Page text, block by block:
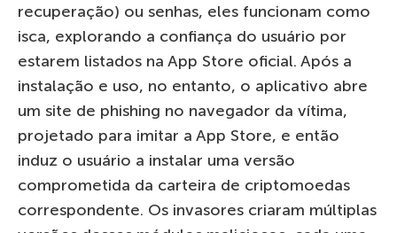
recuperação) ou senhas, eles funcionam como
isca, explorando a confiança do usuário por
estarem listados na App Store oficial. Após a
instalação e uso, no entanto, o aplicativo abre
um site de phishing no navegador da vítima,
projetado para imitar a App Store, e então
induz o usuário a instalar uma versão
comprometida da carteira de criptomoedas
correspondente. Os invasores criaram múltiplas